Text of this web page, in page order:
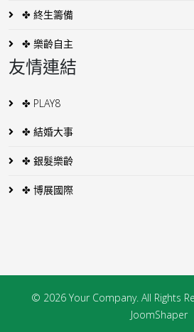
✤ 終生籌備
✤ 樂齡自主
友情連結
✤ PLAY8
✤ 結婚大事
✤ 銀髮樂齡
✤ 博展國際
© 2026 Your Company. All Rights
JoomShaper